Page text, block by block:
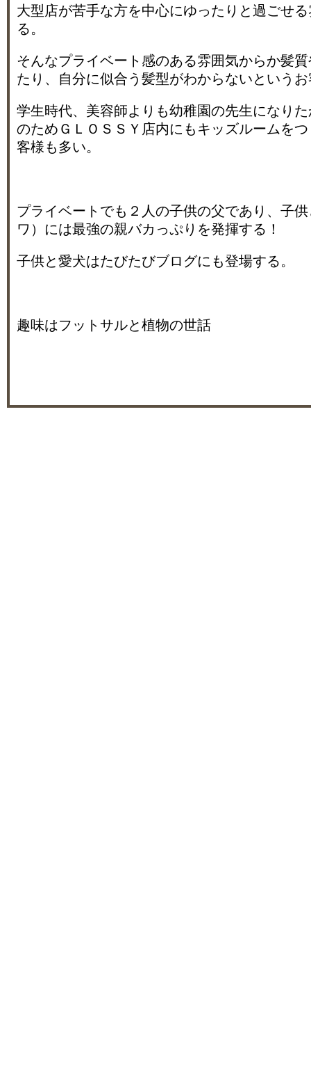
大型店が苦手な方を中心にゆったりと過ごせ
る。
そんなプライベート感のある雰囲気からか髪
たり、自分に似合う髪型がわからないという
学生時代、美容師よりも幼稚園の先生になり
のためＧＬＯＳＳＹ店内にもキッズルームを
客様も多い。
プライベートでも２人の子供の父であり、子
ワ）には最強の親バカっぷりを発揮する！
子供と愛犬はたびたびブログにも登場する。
趣味はフットサルと植物の世話